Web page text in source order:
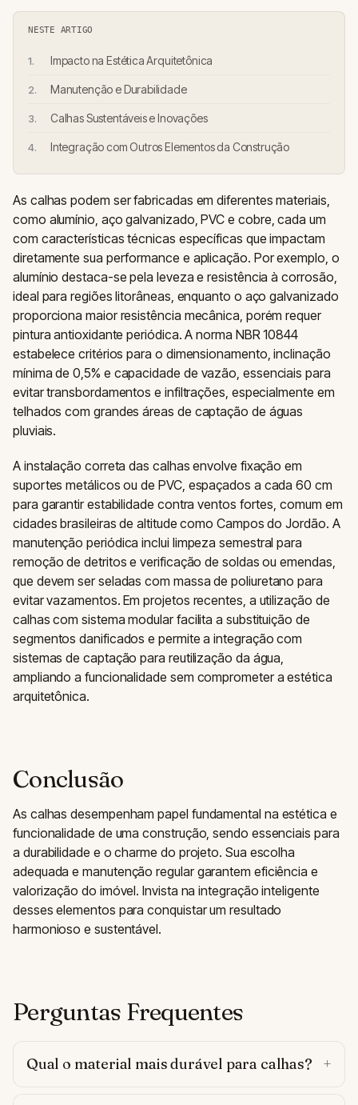
NESTE ARTIGO
Impacto na Estética Arquitetônica
Manutenção e Durabilidade
Calhas Sustentáveis e Inovações
Integração com Outros Elementos da Construção
As calhas podem ser fabricadas em diferentes materiais,
como alumínio, aço galvanizado, PVC e cobre, cada um
com características técnicas específicas que impactam
diretamente sua performance e aplicação. Por exemplo, o
alumínio destaca-se pela leveza e resistência à corrosão,
ideal para regiões litorâneas, enquanto o aço galvanizado
proporciona maior resistência mecânica, porém requer
pintura antioxidante periódica. A norma NBR 10844
estabelece critérios para o dimensionamento, inclinação
mínima de 0,5% e capacidade de vazão, essenciais para
evitar transbordamentos e infiltrações, especialmente em
telhados com grandes áreas de captação de águas
pluviais.
A instalação correta das calhas envolve fixação em
suportes metálicos ou de PVC, espaçados a cada 60 cm
para garantir estabilidade contra ventos fortes, comum em
cidades brasileiras de altitude como Campos do Jordão. A
manutenção periódica inclui limpeza semestral para
remoção de detritos e verificação de soldas ou emendas,
que devem ser seladas com massa de poliuretano para
evitar vazamentos. Em projetos recentes, a utilização de
calhas com sistema modular facilita a substituição de
segmentos danificados e permite a integração com
sistemas de captação para reutilização da água,
ampliando a funcionalidade sem comprometer a estética
arquitetônica.
Conclusão
As calhas desempenham papel fundamental na estética e
funcionalidade de uma construção, sendo essenciais para
a durabilidade e o charme do projeto. Sua escolha
adequada e manutenção regular garantem eficiência e
valorização do imóvel. Invista na integração inteligente
desses elementos para conquistar um resultado
harmonioso e sustentável.
Perguntas Frequentes
Qual o material mais durável para calhas?